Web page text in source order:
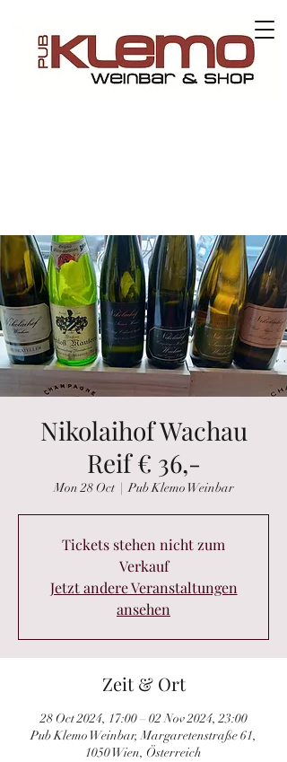
Nikolaihof Wachau
Reif € 36,-
Mon 28 Oct
  |
Pub Klemo Weinbar
Tickets stehen nicht zum
Verkauf
Jetzt andere Veranstaltungen
ansehen
Zeit & Ort
28 Oct 2024, 17:00 – 02 Nov 2024, 23:00
Pub Klemo Weinbar, Margaretenstraße 61,
1050 Wien, Österreich